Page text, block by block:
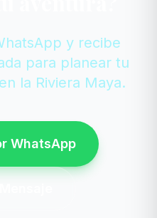
y recibe
para planear tu
la Riviera Maya.
WhatsApp